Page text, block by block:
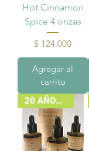
Hot Cinnamon
Spice 4 onzas
Precio
$ 124.000
Agregar al
carrito
20 AÑOS - OBSEQUIO